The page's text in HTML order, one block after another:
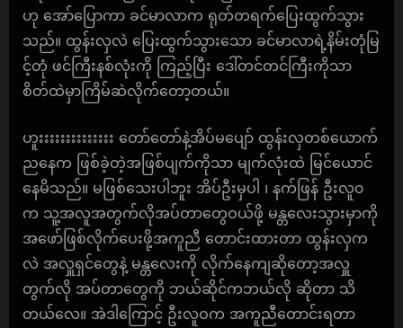
ဟု အော်ပြောကာ ခင်မာလာက ရုတ်တရက်ပြေးထွက်သွား
သည်။ ထွန်းလှလဲ ပြေးထွက်သွားသော ခင်မာလာရဲ့နိမ်းတုံမြ
င့်တုံ ဖင်ကြီးနစ်လုံးကို ကြည့်ပြီး ဒေါ်တင်တင်ကြီးကိုသာ
စိတ်ထဲမှာကြိမ်ဆဲလိုက်တော့တယ်။
ဟူးးးးးးးးးးးးးး တော်တော်နဲ့အိပ်မပျော် ထွန်းလှတစ်ယောက်
ညနေက ဖြစ်ခဲ့တဲ့အဖြစ်ပျက်ကိုသာ မျက်လုံးထဲ မြင်ယောင်
နေမိသည်။ မဖြစ်သေးပါဘူး အိပ်ဦးမှပါ ၊ နက်ဖြန် ဦးလူ၀
က သူ့အလူအတွက်လိုအပ်တာတွေဝယ်ဖို့ မန္တလေးသွားမှာကို
အဖော်ဖြစ်လိုက်ပေးဖို့အကူညီ တောင်းထားတာ ထွန်းလှက
လဲ အလှူရှင်တွေနဲ့ မန္တလေးကို လိုက်နေကျဆိုတော့အလှူ
တွက်လို အပ်တာတွေကို ဘယ်ဆိုင်ကဘယ်လို ဆိုတာ သိ
တယ်လေ။ အဲဒါကြောင့် ဦးလူဝက အကူညီတောင်းရတာ